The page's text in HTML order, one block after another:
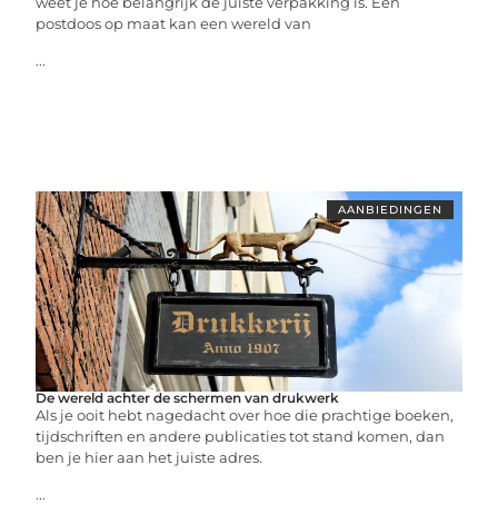
postdoos op maat kan een wereld van
...
AANBIEDINGEN
De wereld achter de schermen van drukwerk
Als je ooit hebt nagedacht over hoe die prachtige boeken,
tijdschriften en andere publicaties tot stand komen, dan
ben je hier aan het juiste adres.
...